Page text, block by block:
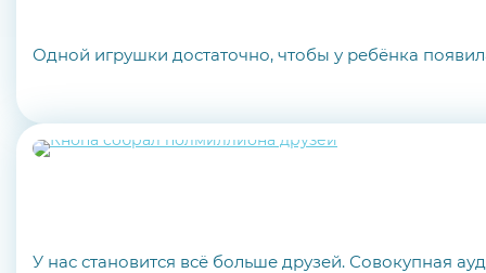
Одной игрушки достаточно, чтобы у ребёнка
У нас становится всё больше друзей. Совокупная